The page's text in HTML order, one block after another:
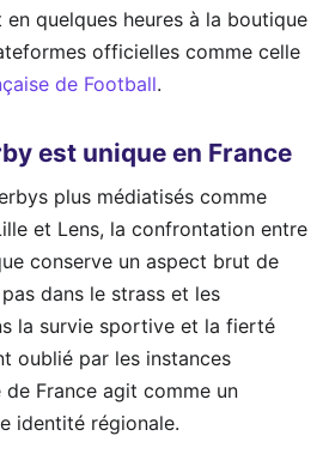
quelques heures à la boutique
officielles comme celle
de Football.
est unique en France
plus médiatisés comme
et Lens, la confrontation entre
conserve un aspect brut de
dans le strass et les
la survie sportive et la fierté
oublié par les instances
de France agit comme un
identité régionale.